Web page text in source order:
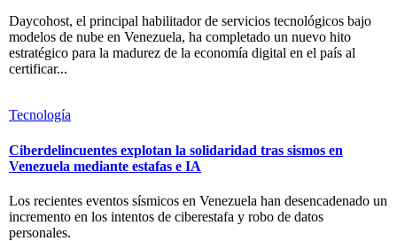
Daycohost, el principal habilitador de servicios tecnológicos bajo
modelos de nube en Venezuela, ha completado un nuevo hito
estratégico para la madurez de la economía digital en el país al
certificar...
Tecnología
Ciberdelincuentes explotan la solidaridad tras sismos en
Venezuela mediante estafas e IA
Los recientes eventos sísmicos en Venezuela han desencadenado un
incremento en los intentos de ciberestafa y robo de datos
personales.